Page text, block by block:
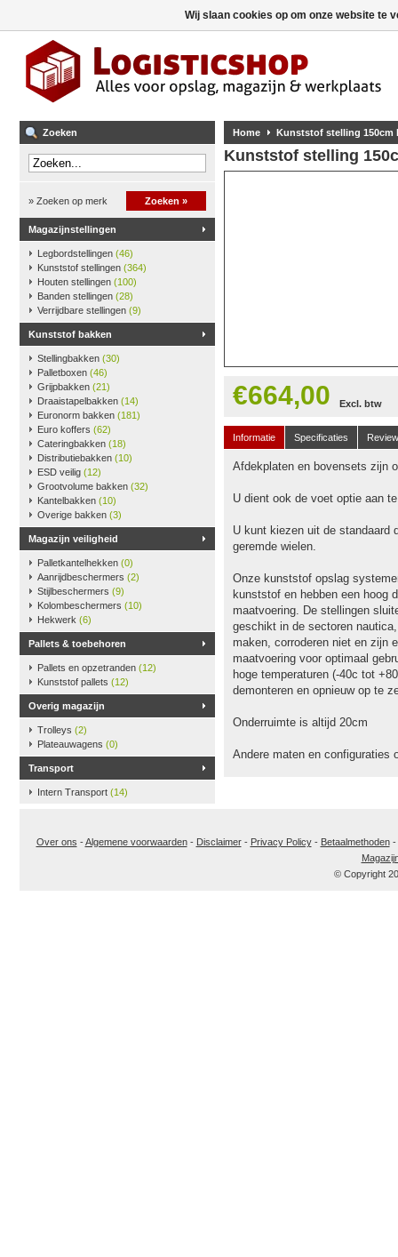
Zoeken
» Zoeken op merk Zoeken »
Magazijnstellingen
Legbordstellingen (46)
Kunststof stellingen (364)
Houten stellingen (100)
Banden stellingen (28)
Verrijdbare stellingen (9)
Kunststof bakken
Stellingbakken (30)
Palletboxen (46)
Grijpbakken (21)
Draaistapelbakken (14)
Euronorm bakken (181)
Euro koffers (62)
Cateringbakken (18)
Distributiebakken (10)
ESD veilig (12)
Grootvolume bakken (32)
Kantelbakken (10)
Overige bakken (3)
Magazijn veiligheid
Palletkantelhekken (0)
Aanrijdbeschermers (2)
Stijlbeschermers (9)
Kolombeschermers (10)
Hekwerk (6)
Pallets & toebehoren
Pallets en opzetranden (12)
Kunststof pallets (12)
Overig magazijn
Trolleys (2)
Plateauwagens (0)
Transport
Intern Transport (14)
Home Kunststof stelling 150cm
Kunststof stelling
€664,00 Excl. btw
Informatie Specificaties
Afdekplaten en bovensets zijn
U dient ook de voet optie aan
U kunt kiezen uit de standaard
geremde wielen.
Onze kunststof opslag
kunststof en hebben een hoog
maatvoering. De stellingen
geschikt in de sectoren
maken, corroderen niet en zijn
maatvoering voor optimaal
hoge temperaturen (-40c tot
demonteren en opnieuw op te
Onderruimte is altijd 20cm
Andere maten en configuraties
Over ons -Algemene voorwaarden- Disclaimer- Privacy Policy- Betaalmethoden-
© Copyright
Wij slaan cookies op om onze website te